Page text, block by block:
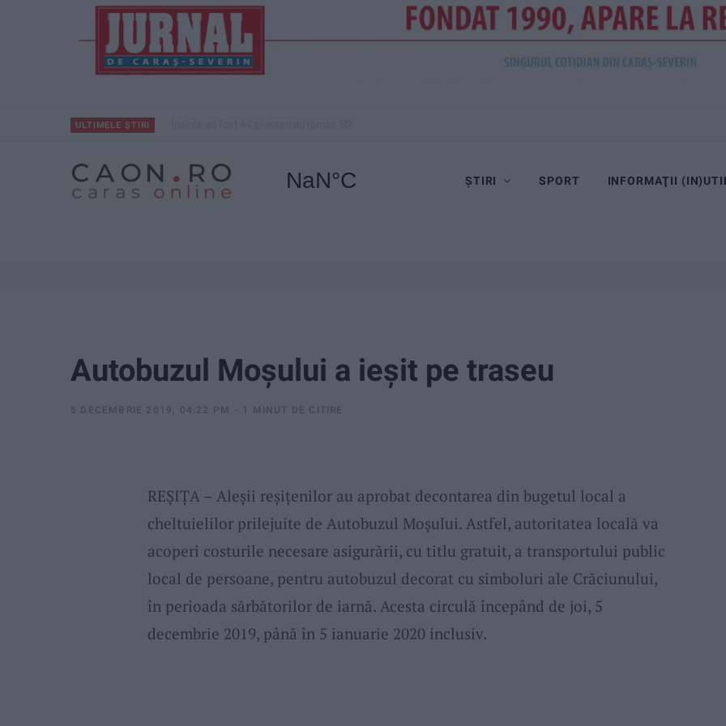
ULTIMELE ȘTIRI
ȘTIRI SPORT INFORMAŢII
Autobuzul Moşului a ieşit pe traseu
5 DECEMBRIE 2019, 04:22 PM 1 MINUT DE CITIRE
REŞIŢA – Aleşii reşiţenilor au aprobat decontarea din bugetul local a
cheltuielilor prilejuite de Autobuzul Moşului. Astfel, autoritatea locală va
acoperi costurile necesare asigurării, cu titlu gratuit, a transportului public
local de persoane, pentru autobuzul decorat cu simboluri ale Crăciunului,
în perioada sărbătorilor de iarnă. Acesta circulă începând de joi, 5
decembrie 2019, până în 5 ianuarie 2020 inclusiv.